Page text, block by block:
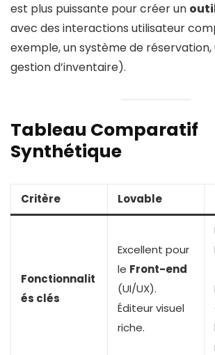
est plus puissante pour créer un
avec des interactions utilisateur
exemple, un système de réservation,
gestion d’inventaire).
Tableau Comparatif
Synthétique
Critère Lovable
Fonctionnalit
és clés
Excellent pour
le Front-end
(UI/UX).
Éditeur visuel
riche.